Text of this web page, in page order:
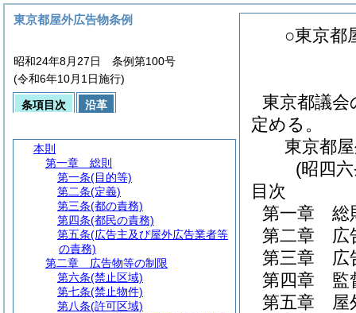
○東京都
東京都議
定める。
東京都
(昭四
目次
第一章
総
第二章
広
第三章
広
第四章
監
第五章
屋
東京都屋外広告物条例
昭和24年8月27日 条例第100号
(令和6年10月1日施行)
条項目次 沿革
本則
第一章
総則
第一条(目的等)
第二条(定義)
第三条(都の責務)
第四条(都民の責務)
第五条(広告主及び屋外広告業者等
の責務)
第二章
広告物等の制限
第六条(禁止区域)
第七条(禁止物件)
第八条(許可区域)